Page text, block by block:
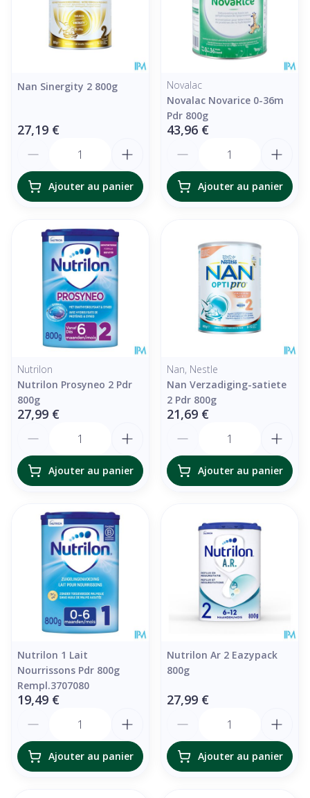
Nan Sinergity 2 800g
27,19 €
Ajouter au panier
Novalac
Novalac Novarice 0-36m
Pdr 800g
43,96 €
Ajouter au panier
Nutrilon
Nutrilon Prosyneo 2 Pdr
800g
27,99 €
Ajouter au panier
Nan, Nestle
Nan Verzadiging-satiete
2 Pdr 800g
21,69 €
Ajouter au panier
Nutrilon 1 Lait
Nourrissons Pdr 800g
Rempl.3707080
19,49 €
Ajouter au panier
Nutrilon Ar 2 Eazypack
800g
27,99 €
Ajouter au panier